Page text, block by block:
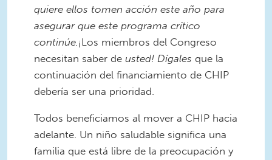
quiere ellos tomen acción este año para
asegurar que este programa crítico
continúe.¡Los miembros del Congreso
necesitan saber de usted! Dígales que la
continuación del financiamiento de CHIP
debería ser una prioridad.
Todos beneficiamos al mover a CHIP hacia
adelante. Un niño saludable significa una
familia que está libre de la preocupación y